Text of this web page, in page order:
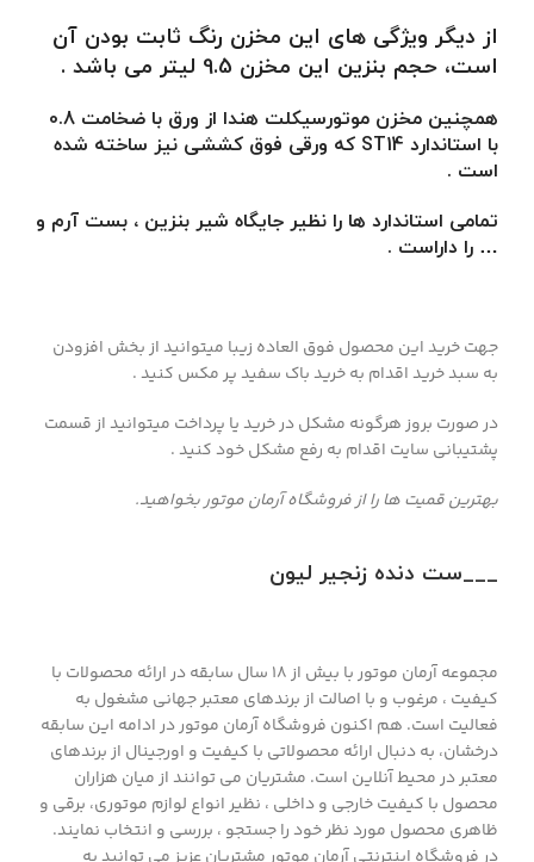
از دیگر ویژگی های این مخزن رنگ ثابت بودن آن
است، حجم بنزین این مخزن 9.5 لیتر می باشد .
همچنین مخزن موتورسیکلت هندا از ورق با ضخامت 0.8
با استاندارد ST14 که ورقی فوق کششی نیز ساخته شده
است .
تمامی استاندارد ها را نظیر جایگاه شیر بنزین ، بست آرم و
… را داراست .
جهت خرید این محصول فوق العاده زیبا میتوانید از بخش افزودن
به سبد خرید اقدام به خرید باک سفید پر مکس کنید .
در صورت بروز هرگونه مشکل در خرید یا پرداخت میتوانید از قسمت
پشتیبانی سایت اقدام به رفع مشکل خود کنید .
بهترین قمیت ها را از فروشگاه آرمان موتور بخواهید.
___ست دنده زنجیر لیون
مجموعه آرمان موتور با بیش از 18 سال سابقه در ارائه محصولات با
کيفيت ، مرغوب و با اصالت از برندهای معتبر جهانی مشغول به
فعاليت است. هم اکنون فروشگاه آرمان موتور در ادامه اين سابقه
درخشان، به دنبال ارائه محصولاتی با کيفيت و اورجينال از برندهای
معتبر در محيط آنلاين است. مشتريان می توانند از ميان هزاران
محصول با کيفيت خارجی و داخلی ، نظیر انواع لوازم موتوری، برقی و
ظاهری محصول مورد نظر خود را جستجو ، بررسی و انتخاب نمايند.
در فروشگاه اینترنتی آرمان موتور مشتريان عزیز می توانيد به